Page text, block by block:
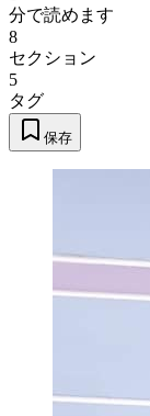
分で読めます
8
セクション
5
タグ
保存